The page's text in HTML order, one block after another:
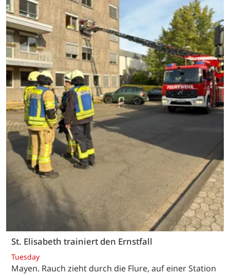
St. Elisabeth trainiert den Ernstfall
Tuesday
Mayen. Rauch zieht durch die Flure, auf einer Station